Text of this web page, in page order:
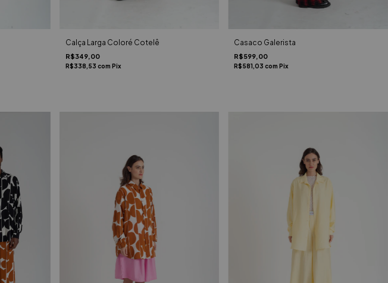
Calça Larga Coloré Cotelê
R$349,00
R$338,53 com Pix
Casaco Galerista
R$599,00
R$581,03com Pix